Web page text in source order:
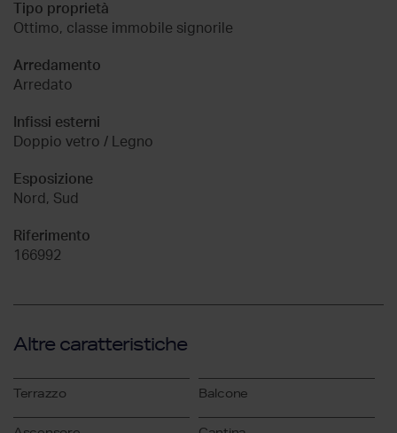
Tipo proprietà
Ottimo, classe immobile signorile
Arredamento
Arredato
Infissi esterni
Doppio vetro / Legno
Esposizione
Nord, Sud
Riferimento
166992
Altre caratteristiche
Terrazzo Balcone